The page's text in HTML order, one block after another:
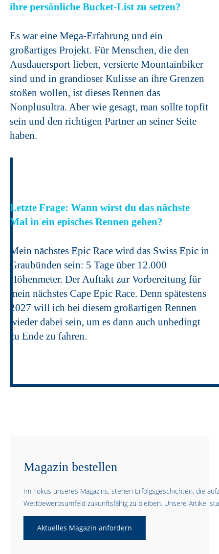
ihre persönliche Bucket-List zu setzen?
Es war eine Mega-Erfahrung und ein
großartiges Projekt. Für Menschen, die den
Ausdauersport lieben, versierte Mountainbiker
sind und in grandioser Kulisse an ihre Grenzen
stoßen wollen, ist dieses Rennen das
Nonplusultra. Aber wie gesagt, man sollte topfit
sein und den richtigen Partner an seiner Seite
haben.
Letzte Frage: Wann wirst du das nächste
Mal in ein episches Rennen gehen?
Mein nächstes Epic Race wird das Swiss Epic in
Graubünden sein: 5 Tage über 12.000
Höhenmeter. Der Auftakt zur Vorbereitung für
mein nächstes Cape Epic Race. Denn spätestens
2027 will ich bei diesem großartigen Rennen
wieder dabei sein, um es dann auch unbedingt
zu Ende zu fahren.
Magazin bestellen
Im Fokus unseres Magazins, stehen Erfolgsgeschichten, die
Wettbewerbsumfeld zukunftsfähig zu bleiben. Unsere Artikel
Aktuelles Magazin anfordern